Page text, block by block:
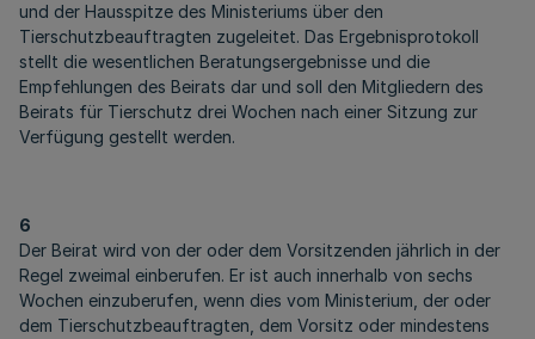
und der Hausspitze des Ministeriums über den
Tierschutzbeauftragten zugeleitet. Das Ergebnisprotokoll
stellt die wesentlichen Beratungsergebnisse und die
Empfehlungen des Beirats dar und soll den Mitgliedern des
Beirats für Tierschutz drei Wochen nach einer Sitzung zur
Verfügung gestellt werden.
6
Der Beirat wird von der oder dem Vorsitzenden jährlich in der
Regel zweimal einberufen. Er ist auch innerhalb von sechs
Wochen einzuberufen, wenn dies vom Ministerium, der oder
dem Tierschutzbeauftragten, dem Vorsitz oder mindestens